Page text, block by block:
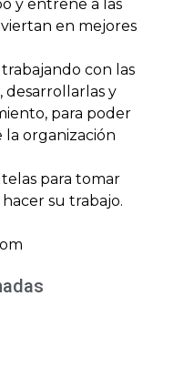
y entrene a las
en mejores
con las
desarrollarlas y
para poder
la organización
para tomar
su trabajo.